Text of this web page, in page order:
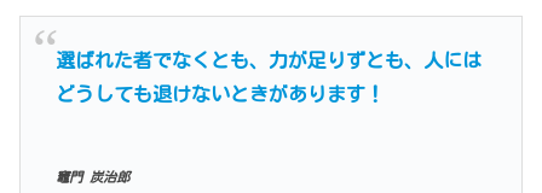
選ばれた者でなくとも、力が足りずとも、人には
どうしても退けないときがあります！
竈門 炭治郎